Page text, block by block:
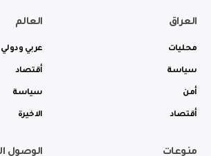
العراق
محليات
سياسة
أمن
أقتصاد
العالم
عربي ودولي
أقتصاد
سياسة
الاخيرة
منوعات الوصول